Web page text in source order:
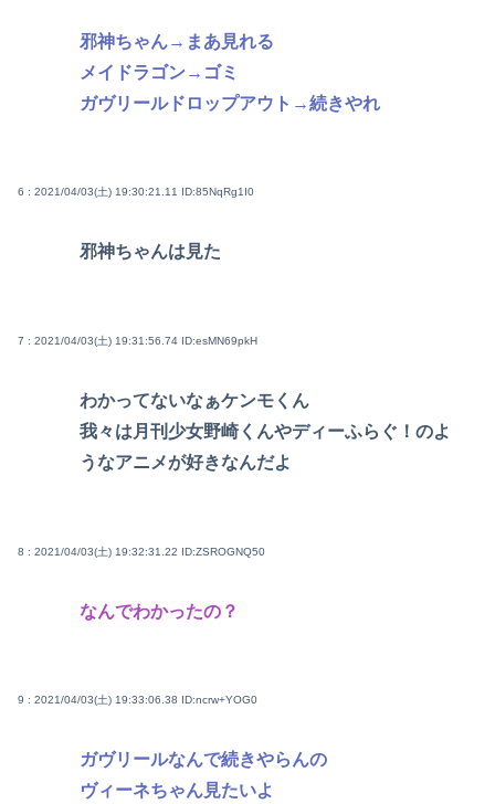
邪神ちゃん→まあ見れる
メイドラゴン→ゴミ
ガヴリールドロップアウト→続きやれ
6 : 2021/04/03(土) 19:30:21.11 ID:85NqRg1I0
邪神ちゃんは見た
7 : 2021/04/03(土) 19:31:56.74 ID:esMN69pkH
わかってないなぁケンモくん
我々は月刊少女野崎くんやディーふらぐ！のよ
うなアニメが好きなんだよ
8 : 2021/04/03(土) 19:32:31.22 ID:ZSROGNQ50
なんでわかったの？
9 : 2021/04/03(土) 19:33:06.38 ID:ncrw+YOG0
ガヴリールなんで続きやらんの
ヴィーネちゃん見たいよ